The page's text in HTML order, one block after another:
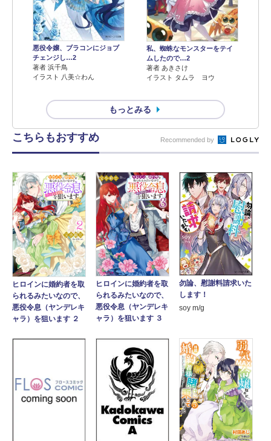
悪役令嬢、ブラコンにジョブ
チェンジし…2
著者 浜千鳥
イラスト 八美☆わん
私、蜘蛛なモンスターをテイ
ムしたので…2
著者 あきさけ
イラスト タムラ ヨウ
もっとみる
こちらもおすすめ Recommended by
ヒロインに婚約者を取
られるみたいなので、
悪役令息（ヤンデレキ
ャラ）を狙います ２
ヒロインに婚約者を取
られるみたいなので、
悪役令息（ヤンデレキ
ャラ）を狙います ３
勿論、慰謝料請求いた
します！
soy m/g